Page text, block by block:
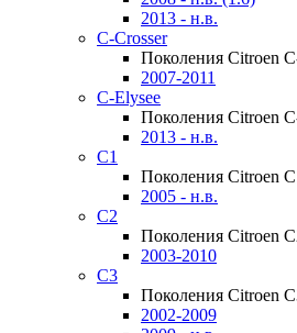
2013 - н.в.
C-Crosser
Поколения Citroen
2007-2011
C-Elysee
Поколения Citroen
2013 - н.в.
C1
Поколения Citroen
2005 - н.в.
C2
Поколения Citroen
2003-2010
C3
Поколения Citroen
2002-2009